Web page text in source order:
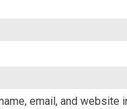
email, and